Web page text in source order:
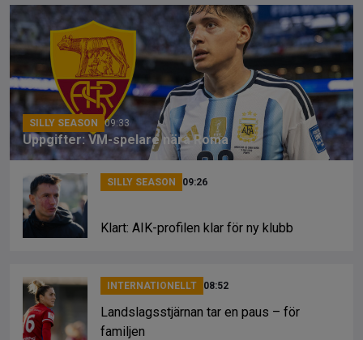
b
o
o
k
a
d
s
Li
n
k
SILLY SEASON 09:33
Uppgifter: VM-spelare nära Roma
SILLY SEASON 09:26
Klart: AIK-profilen klar för ny klubb
INTERNATIONELLT 08:52
Landslagsstjärnan tar en paus – för
familjen